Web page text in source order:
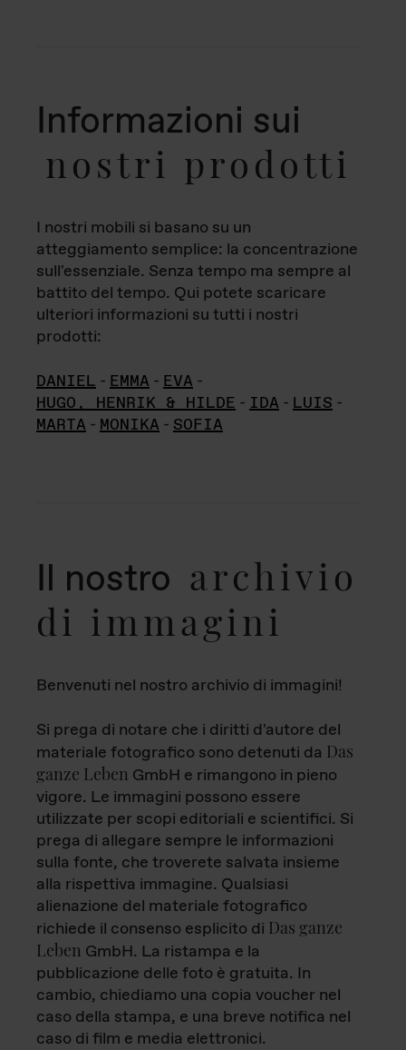
Informazioni sui
nostri prodotti
I nostri mobili si basano su un
atteggiamento semplice: la concentrazione
sull'essenziale. Senza tempo ma sempre al
battito del tempo. Qui potete scaricare
ulteriori informazioni su tutti i nostri
prodotti:
DANIEL - EMMA - EVA -
HUGO, HENRIK & HILDE - IDA - LUIS -
MARTA - MONIKA - SOFIA
Il nostro archivio
di immagini
Benvenuti nel nostro archivio di immagini!
Si prega di notare che i diritti d'autore del
materiale fotografico sono detenuti da Das
ganze Leben GmbH e rimangono in pieno
vigore. Le immagini possono essere
utilizzate per scopi editoriali e scientifici. Si
prega di allegare sempre le informazioni
sulla fonte, che troverete salvata insieme
alla rispettiva immagine. Qualsiasi
alienazione del materiale fotografico
richiede il consenso esplicito di Das ganze
Leben GmbH. La ristampa e la
pubblicazione delle foto è gratuita. In
cambio, chiediamo una copia voucher nel
caso della stampa, e una breve notifica nel
caso di film e media elettronici.